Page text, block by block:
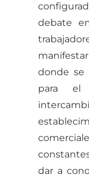
debate
donde se
para el
dar a